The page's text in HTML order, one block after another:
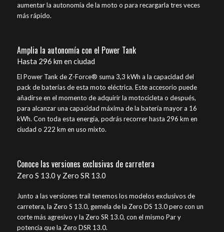
aumentar la autonomía de la moto o para recargarla tres veces
más rápido.
Amplia la autonomía con el Power Tank
Hasta 296 km en ciudad
El Power Tank de Z-Force® suma 3,3 kWh a la capacidad del
pack de baterías de esta moto eléctrica. Este accesorio puede
añadirse en el momento de adquirir la motocicleta o después,
para alcanzar una capacidad máxima de la batería mayor a 16
kWh. Con toda esta energía, podrás recorrer hasta 296 km en
ciudad o 222 km en uso mixto.
Conoce las versiones exclusivas de carretera
Zero S 13.0 y Zero SR 13.0
Junto a las versiones trail tenemos los modelos exclusivos de
carretera, la Zero S 13.0, gemela de la Zero DS 13.0 pero con un
corte más agresivo y la Zero SR 13.0, con el mismo Par y
potencia que la Zero DSR 13.0.